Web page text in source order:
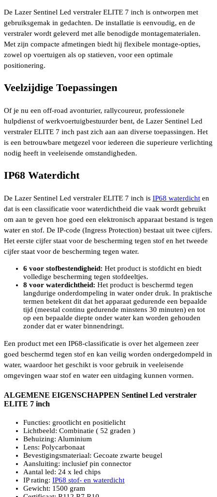
De Lazer Sentinel Led verstraler ELITE 7 inch is ontworpen met
gebruiksgemak in gedachten. De installatie is eenvoudig, en de
verstraler wordt geleverd met alle benodigde montagematerialen.
Met zijn compacte afmetingen biedt hij flexibele montage-opties,
zowel op voertuigen als op statieven, voor een optimale
positionering.
Veelzijdige Toepassingen
Of je nu een off-road avonturier, rallycoureur, professionele
hulpdienst of werkvoertuigbestuurder bent, de Lazer Sentinel Led
verstraler ELITE 7 inch past zich aan aan diverse toepassingen. Het
is een betrouwbare metgezel voor iedereen die superieure verlichting
nodig heeft in veeleisende omstandigheden.
IP68 Waterdicht
De Lazer Sentinel Led verstraler ELITE 7 inch is IP68 waterdicht en
dat is een classificatie voor waterdichtheid die vaak wordt gebruikt
om aan te geven hoe goed een elektronisch apparaat bestand is tegen
water en stof. De IP-code (Ingress Protection) bestaat uit twee cijfers.
Het eerste cijfer staat voor de bescherming tegen stof en het tweede
cijfer staat voor de bescherming tegen water.
6 voor stofbestendigheid: Het product is stofdicht en biedt
volledige bescherming tegen stofdeeltjes.
8 voor waterdichtheid: Het product is beschermd tegen
langdurige onderdompeling in water onder druk. In praktische
termen betekent dit dat het apparaat gedurende een bepaalde
tijd (meestal continu gedurende minstens 30 minuten) en tot
op een bepaalde diepte onder water kan worden gehouden
zonder dat er water binnendringt.
Een product met een IP68-classificatie is over het algemeen zeer
goed beschermd tegen stof en kan veilig worden ondergedompeld in
water, waardoor het geschikt is voor gebruik in veeleisende
omgevingen waar stof en water een uitdaging kunnen vormen.
ALGEMENE EIGENSCHAPPEN Sentinel Led verstraler
ELITE 7 inch
Functies: grootlicht en positielicht
Lichtbeeld: Combinatie ( 52 graden )
Behuizing: Aluminium
Lens: Polycarbonaat
Bevestigingsmateriaal: Gecoate zwarte beugel
Aansluiting: inclusief pin connector
Aantal led: 24 x led chips
IP rating: IP68 stof- en waterdicht
Gewicht: 1500 gram